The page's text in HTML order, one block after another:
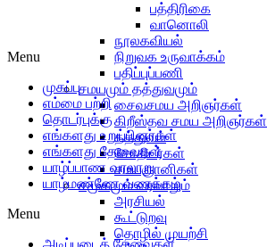
பத்திரிகை
வானொலி
நூலகவியல்
நிறுவக உருவாக்கம்
பதிப்புப்பணி
சமயமும் தத்துவமும்
சைவசமய அறிஞர்கள்
கிறீஸ்தவ சமய அறிஞர்கள்
தத்துவம்
சோதிடர்கள்
சமயஞானிகள்
சமூகமும் வரலாறும்
அரசியல்
கூட்டுறவு
தொழில் முயற்சி
Menu
முகப்பு
எம்மை பற்றி
தொடர்புக்கு
எங்களது உறுப்பினர்கள்
எங்களது தேவைகள்
யாழ்ப்பாண வரலாறு
யாழ்மண்ணே வணக்கம்
Menu
அடிப்படைத் தேவைகள்